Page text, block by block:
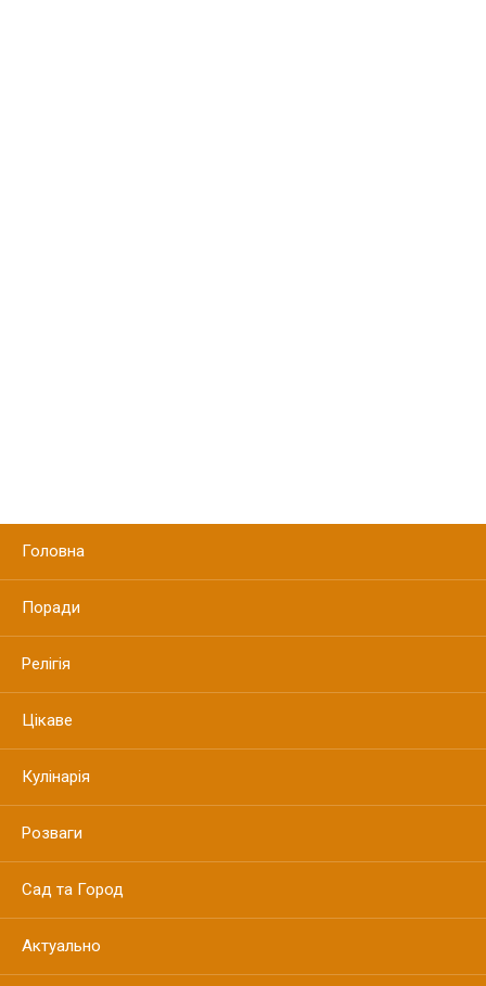
Головна
Поради
Релігія
Цікаве
Кулінарія
Розваги
Сад та Город
Актуально